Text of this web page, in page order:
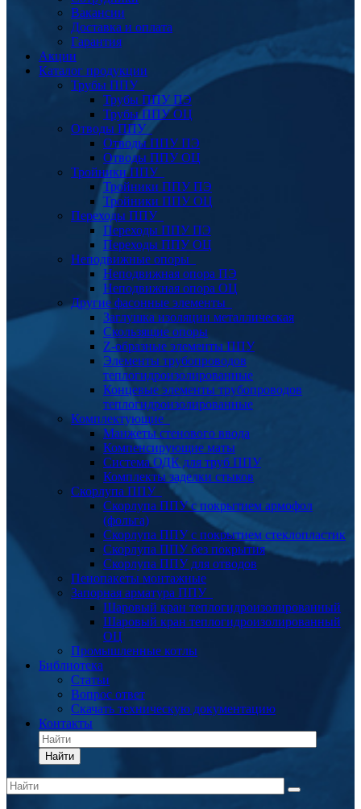
Вакансии
Доставка и оплата
Гарантия
Акции
Каталог продукции
Трубы ППУ
Трубы ППУ ПЭ
Трубы ППУ ОЦ
Отводы ППУ
Отводы ППУ ПЭ
Отводы ППУ ОЦ
Тройники ППУ
Тройники ППУ ПЭ
Тройники ППУ ОЦ
Переходы ППУ
Переходы ППУ ПЭ
Переходы ППУ ОЦ
Неподвижные опоры
Неподвижная опора ПЭ
Неподвижная опора ОЦ
Другие фасонные элементы
Заглушка изоляции металлическая
Скользящие опоры
Z-образные элементы ППУ
Элементы трубопроводов
теплогидроизолированные
Концевые элементы трубопроводов
теплогидроизолированные
Комплектующие
Манжеты стенового ввода
Компенсирующие маты
Система ОДК для труб ППУ
Комплекты заделки стыков
Скорлупа ППУ
Скорлупа ППУ с покрытием армофол
(фольга)
Скорлупа ППУ с покрытием стеклопластик
Скорлупа ППУ без покрытия
Скорлупа ППУ для отводов
Пенопакеты монтажные
Запорная арматура ППУ
Шаровый кран теплогидроизолированный
Шаровый кран теплогидроизолированный
ОЦ
Промышленные котлы
Библиотека
Статьи
Вопрос ответ
Скачать техническую документацию
Контакты
Найти